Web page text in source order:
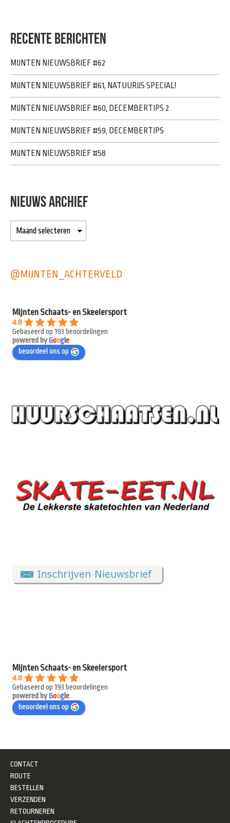
RECENTE BERICHTEN
MIJNTEN NIEUWSBRIEF #62
MIJNTEN NIEUWSBRIEF #61, NATUURIJS SPECIAL!
MIJNTEN NIEUWSBRIEF #60, DECEMBERTIPS 2
MIJNTEN NIEUWSBRIEF #59, DECEMBERTIPS
MIJNTEN NIEUWSBRIEF #58
NIEUWS ARCHIEF
@MIJNTEN_ACHTERVELD
Mijnten Schaats- en Skeelersport
4.8
Gebaseerd op 193 beoordelingen
powered byGoogle
beoordeel ons op
Mijnten Schaats- en Skeelersport
4.8
Gebaseerd op 193 beoordelingen
powered byGooge
beoordeel ons op
CONTACT
ROUTE
BESTELLEN
VERZENDEN
RETOURNEREN